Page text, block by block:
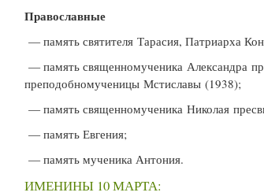
Православные
— память святителя Тарасия, Патриарха
— память священномученика Александра
преподобномученицы Мстиславы (1938);
— память священномученика Николая
— память Евгения;
— память мученика Антония.
ИМЕНИНЫ 10 МАРТА: